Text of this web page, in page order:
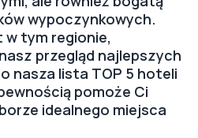
wypoczynkowych.
w tym regionie,
przegląd najlepszych
nasza lista TOP 5 hoteli
pomoże Ci
idealnego miejsca